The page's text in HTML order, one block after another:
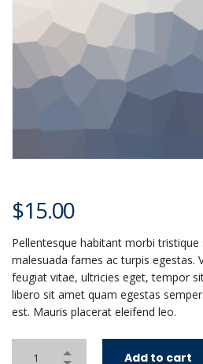
$15.00
Pellentesque habitant morbi
malesuada fames ac turpis egestas.
feugiat vitae, ultricies eget, tempor
libero sit amet quam egestas
est. Mauris placerat eleifend leo.
Add to cart